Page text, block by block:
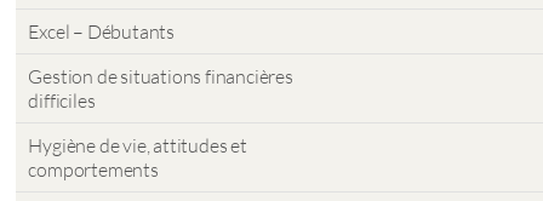
Excel – Débutants
Gestion de situations financières
difficiles
Hygiène de vie, attitudes et
comportements